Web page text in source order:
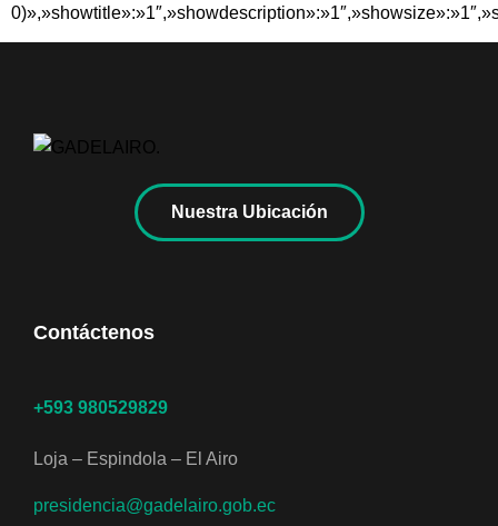
Nuestra Ubicación
Contáctenos
+593 980529829
Loja – Espindola – El Airo
presidencia@gadelairo.gob.ec